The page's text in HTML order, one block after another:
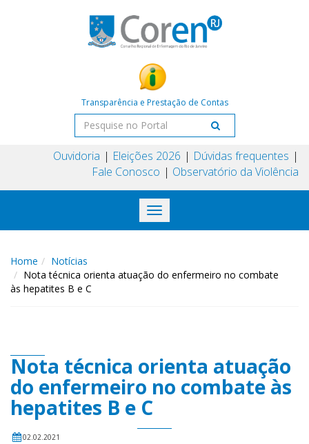
Transparência e Prestação de Contas
Ouvidoria Eleições 2026
Dúvidas frequentes
Fale Conosco
Observatório da Violência
Toggle
navigation
Home
Notícias
Nota técnica orienta atuação do enfermeiro no combate
às hepatites B e C
Nota técnica orienta atuação
do enfermeiro no combate às
hepatites B e C
02.02.2021